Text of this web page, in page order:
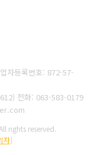
자등록번호: 872-57-
전화: 063-583-0179
rights reserved.
자]